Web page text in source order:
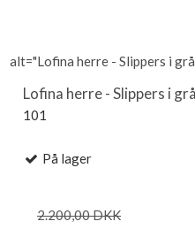
alt="Lofina herre - Slippers i
Lofina herre - Slippers i
101
På lager
2.200,00 DKK